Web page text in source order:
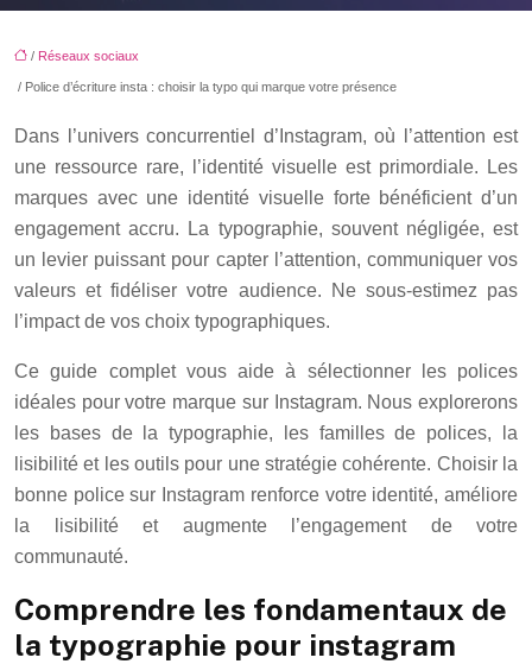
/ Réseaux sociaux
/ Police d’écriture insta : choisir la typo qui marque votre présence
Dans l’univers concurrentiel d’Instagram, où l’attention est
une ressource rare, l’identité visuelle est primordiale. Les
marques avec une identité visuelle forte bénéficient d’un
engagement accru. La typographie, souvent négligée, est
un levier puissant pour capter l’attention, communiquer vos
valeurs et fidéliser votre audience. Ne sous-estimez pas
l’impact de vos choix typographiques.
Ce guide complet vous aide à sélectionner les polices
idéales pour votre marque sur Instagram. Nous explorerons
les bases de la typographie, les familles de polices, la
lisibilité et les outils pour une stratégie cohérente. Choisir la
bonne police sur Instagram renforce votre identité, améliore
la lisibilité et augmente l’engagement de votre
communauté.
Comprendre les fondamentaux de
la typographie pour instagram